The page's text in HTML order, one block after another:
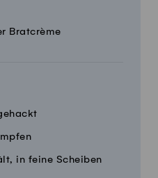
Bratcrème
in feine Scheiben